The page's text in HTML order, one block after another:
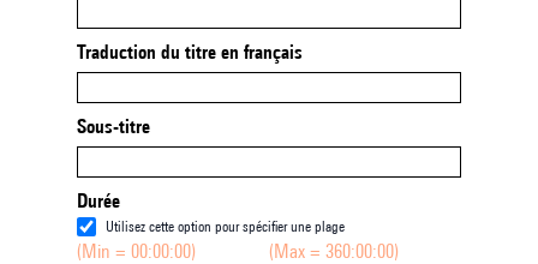
Traduction du titre en français
Sous-titre
Durée
Utilisez cette option pour spécifier une plage
(Min = 00:00:00) (Max = 360:00:00)